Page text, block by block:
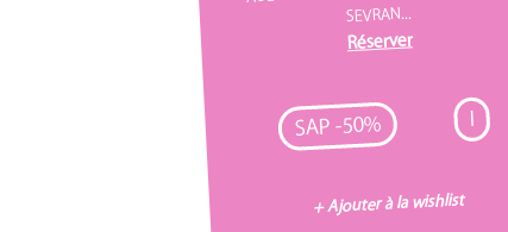
SEVRAN...
Réserver
SAP -50% I
+ Ajouter à la wishlist